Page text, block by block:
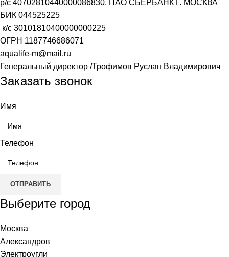
р/с 40702810440000086830, ПАО СБЕРБАНК Г. МОСКВА
БИК 044525225
к/с 30101810400000000225
ОГРН 1187746686071
aqualife-m@mail.ru
Генеральный директор /Трофимов Руслан Владимирович
Заказать звонок
Имя
Телефон
ОТПРАВИТЬ
Выберите город
Москва
Александров
Электроугли